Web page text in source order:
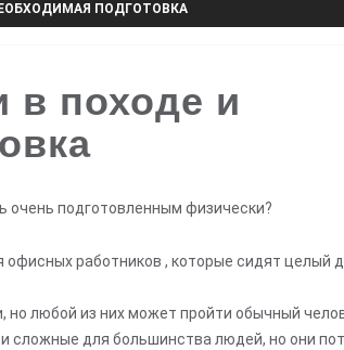
ПОДГОТОВКА
в походе и
очень подготовленным физически?
офисных работников , которые сидят целый
любой из них может пройти обычный
сложные для большинства людей, но они